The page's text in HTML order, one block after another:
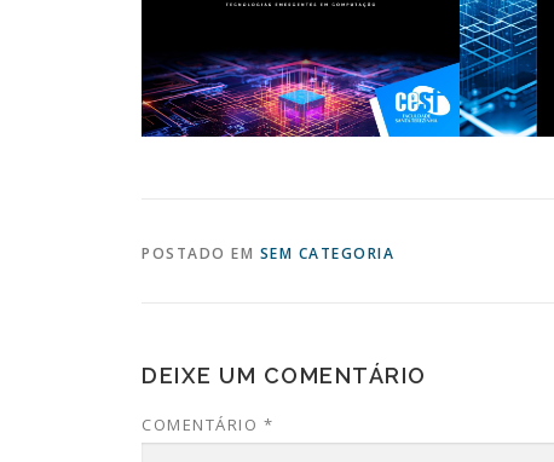
POSTADO EM SEM CATEGORIA
DEIXE UM COMENTÁRIO
COMENTÁRIO *